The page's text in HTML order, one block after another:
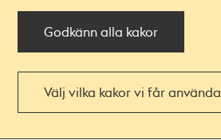
Godkänn alla kakor
Välj vilka kakor vi får använda